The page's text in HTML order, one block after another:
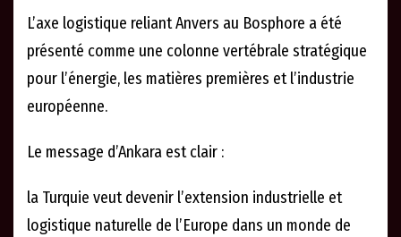
L’axe logistique reliant Anvers au Bosphore a été
présenté comme une colonne vertébrale stratégique
pour l’énergie, les matières premières et l’industrie
européenne.
Le message d’Ankara est clair :
la Turquie veut devenir l’extension industrielle et
logistique naturelle de l’Europe dans un monde de